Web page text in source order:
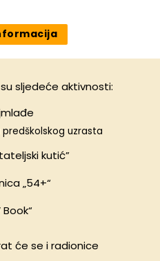
sljedeće aktivnosti:
uzrasta
kutić”
„54+“
će se i radionice